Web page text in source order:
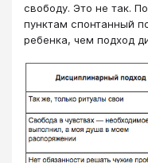
свободу. Это не так.
пунктам спонтанный
ребенка, чем подход